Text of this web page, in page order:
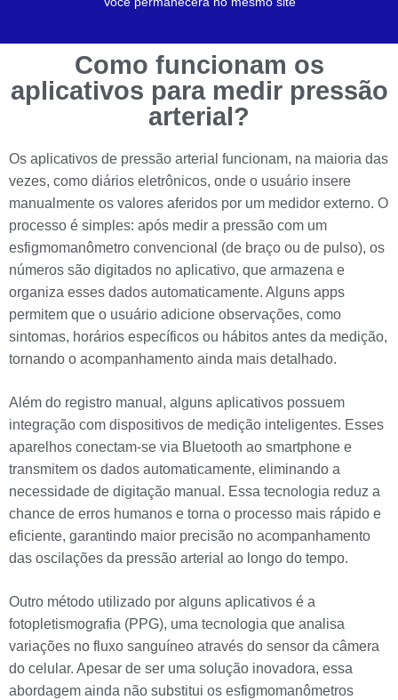
Como funcionam os
aplicativos para medir pressão
arterial?
Os aplicativos de pressão arterial funcionam, na maioria das
vezes, como diários eletrônicos, onde o usuário insere
manualmente os valores aferidos por um medidor externo. O
processo é simples: após medir a pressão com um
esfigmomanômetro convencional (de braço ou de pulso), os
números são digitados no aplicativo, que armazena e
organiza esses dados automaticamente. Alguns apps
permitem que o usuário adicione observações, como
sintomas, horários específicos ou hábitos antes da medição,
tornando o acompanhamento ainda mais detalhado.
Além do registro manual, alguns aplicativos possuem
integração com dispositivos de medição inteligentes. Esses
aparelhos conectam-se via Bluetooth ao smartphone e
transmitem os dados automaticamente, eliminando a
necessidade de digitação manual. Essa tecnologia reduz a
chance de erros humanos e torna o processo mais rápido e
eficiente, garantindo maior precisão no acompanhamento
das oscilações da pressão arterial ao longo do tempo.
Outro método utilizado por alguns aplicativos é a
fotopletismografia (PPG), uma tecnologia que analisa
variações no fluxo sanguíneo através do sensor da câmera
do celular. Apesar de ser uma solução inovadora, essa
abordagem ainda não substitui os esfigmomanômetros